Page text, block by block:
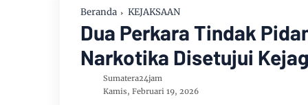
Beranda KEJAKSAAN
Dua Perkara Tindak
Narkotika Disetujui
Sumatera24jam
Kamis, Februari 19, 2026